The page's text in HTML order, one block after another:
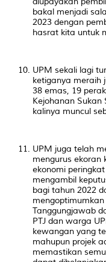
bakal menjadi
2023 dengan
hasrat kita untuk
UPM sekali lagi
ketiganya meraih
38 emas, 19
Kejohanan
kalinya muncul
UPM juga telah
mengurus ekoran
ekonomi
mengambil
bagi tahun 2022
mengoptimumkan
Tanggungjawab
PTJ dan warga
kewangan yang
mahupun projek
memastikan